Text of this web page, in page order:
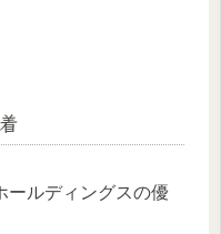
ルディングスの優